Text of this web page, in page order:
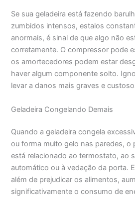
Se sua geladeira está fazendo
zumbidos intensos, estalos
anormais, é sinal de que algo não
corretamente. O compressor pode
os amortecedores podem estar
haver algum componente solto.
levar a danos mais graves e
Geladeira Congelando Demais
Quando a geladeira congela
ou forma muito gelo nas paredes, o
está relacionado ao termostato, ao
automático ou à vedação da porta.
além de prejudicar os alimentos,
significativamente o consumo de